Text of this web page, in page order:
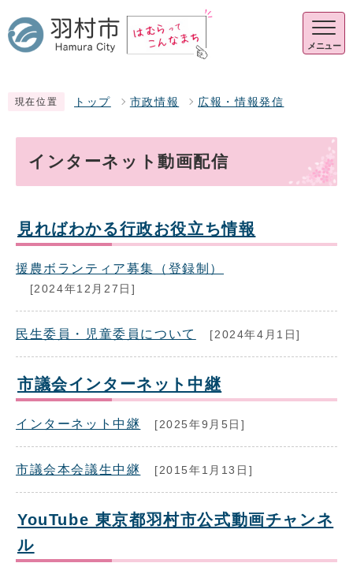
メニュー
現在位置 トップ 市政情報 広報・情報発信
インターネット動画配信
見ればわかる行政お役立ち情報
援農ボランティア募集（登録制）
[2024年12月27日]
民生委員・児童委員について [2024年4月1日]
市議会インターネット中継
インターネット中継 [2025年9月5日]
市議会本会議生中継 [2015年1月13日]
YouTube 東京都羽村市公式動画チャンネ
ル